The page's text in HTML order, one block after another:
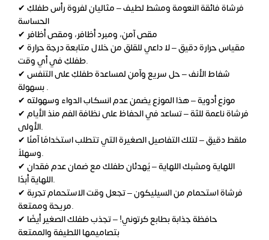
✔ فرشاة فائقة النعومة ومشط لطيف – مثاليان لفروة رأس طفلكِ
الحساسة
✔ مقص آمن، ومبرد أظافر، ومقص أظافر
✔ مقياس حرارة دقيق – لا داعي للقلق من خلال متابعة درجة حرارة
طفلكِ في أي وقت.
✔ شفاط الأنف – حل سريع وآمن لمساعدة طفلكِ على التنفس
بسهولة .
✔ موزع أدوية – هذا الموزع يضمن عدم انسكاب الدواء وسهولته
✔ فرشاة ناعمة للثة – تساعد في الحفاظ على نظافة الفم منذ الأيام
الأولى.
✔ ملقط دقيق – لتلك التفاصيل الصغيرة التي تتطلب استخدامًا آمنًا
وسهلاً.
✔ اللهاية ومشبك اللهاية – يُهدئان طفلك مع ضمان عدم فقدان
اللهاية أبدًا.
✔ فرشاة استحمام من السيليكون – تجعل وقت الاستحمام تجربة
مريحة وممتعة.
✔ حافظة جذابة بطابع كرتوني! – تجذب طفلك الصغير أيضًا
بتصاميمها اللطيفة والممتعة